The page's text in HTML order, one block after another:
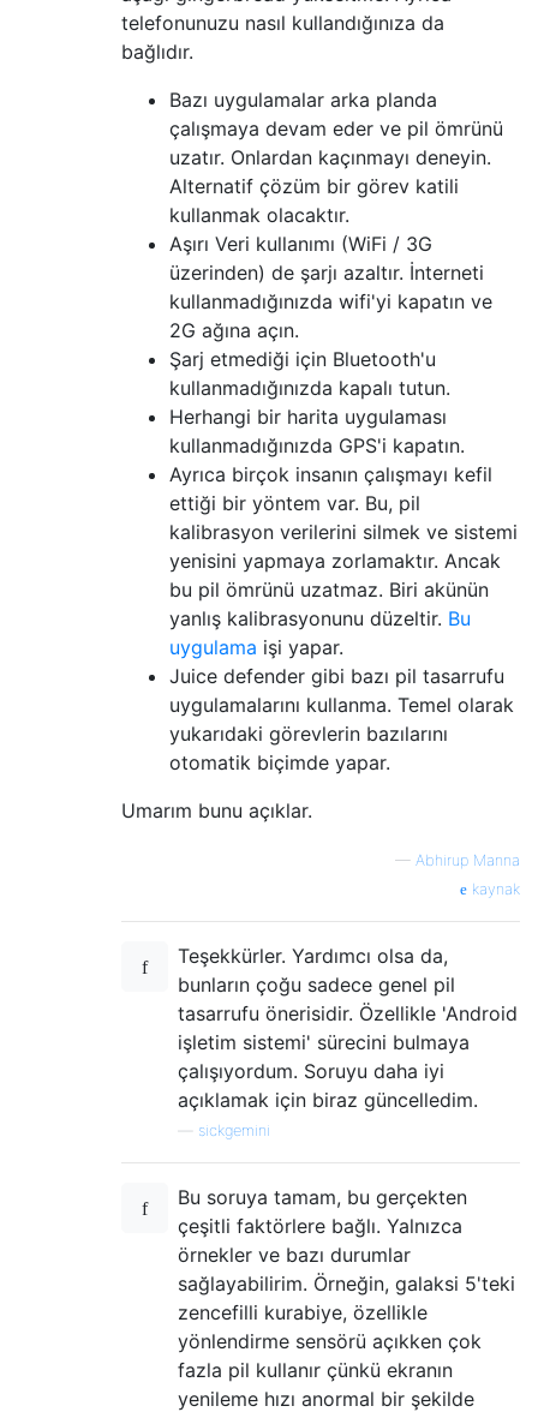
telefonunuzu nasıl kullandığınıza da
bağlıdır.
Bazı uygulamalar arka planda
çalışmaya devam eder ve pil ömrünü
uzatır. Onlardan kaçınmayı deneyin.
Alternatif çözüm bir görev katili
kullanmak olacaktır.
Aşırı Veri kullanımı (WiFi / 3G
üzerinden) de şarjı azaltır. İnterneti
kullanmadığınızda wifi'yi kapatın ve
2G ağına açın.
Şarj etmediği için Bluetooth'u
kullanmadığınızda kapalı tutun.
Herhangi bir harita uygulaması
kullanmadığınızda GPS'i kapatın.
Ayrıca birçok insanın çalışmayı kefil
ettiği bir yöntem var. Bu, pil
kalibrasyon verilerini silmek ve sistemi
yenisini yapmaya zorlamaktır. Ancak
bu pil ömrünü uzatmaz. Biri akünün
yanlış kalibrasyonunu düzeltir. Bu
uygulama işi yapar.
Juice defender gibi bazı pil tasarrufu
uygulamalarını kullanma. Temel olarak
yukarıdaki görevlerin bazılarını
otomatik biçimde yapar.
Umarım bunu açıklar.
— Abhirup Manna
kaynak
Teşekkürler. Yardımcı olsa da,
bunların çoğu sadece genel pil
tasarrufu önerisidir. Özellikle 'Android
işletim sistemi' sürecini bulmaya
çalışıyordum. Soruyu daha iyi
açıklamak için biraz güncelledim.
sickgemini
Bu soruya tamam, bu gerçekten
çeşitli faktörlere bağlı. Yalnızca
örnekler ve bazı durumlar
sağlayabilirim. Örneğin, galaksi 5'teki
zencefilli kurabiye, özellikle
yönlendirme sensörü açıkken çok
fazla pil kullanır çünkü ekranın
yenileme hızı anormal bir şekilde